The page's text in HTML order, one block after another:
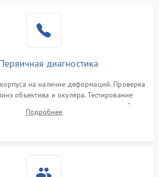
диагностика
на наличие деформаций. Проверка
объектива и окуляра. Тестирование
ввода поправок, кольца отстройки
и зума. Выявление сколов, внутренних
Подробнее